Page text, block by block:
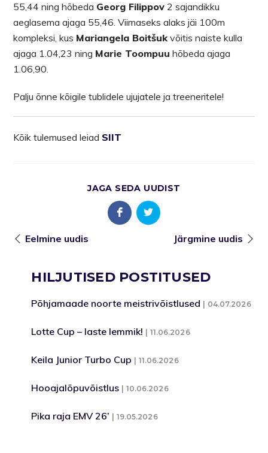
55,44 ning hõbeda Georg Filippov 2 sajandikku
aeglasema ajaga 55,46. Viimaseks alaks jäi 100m
kompleksi, kus Mariangela Boitšukvõitis naiste kulla
ajaga 1.04,23 ning Marie Toompuu hõbeda ajaga
1.06,90.
Palju õnne kõigile tublidele ujujatele ja treeneritele!
Kõik tulemused leiad SIIT
JAGA SEDA UUDIST
Eelmine uudis Järgmine uudis
HILJUTISED POSTITUSED
Põhjamaade noorte meistrivõistlused 04.07.2026
Lotte Cup – laste lemmik! 11.06.2026
Keila Junior Turbo Cup 11.06.2026
Hooajalõpuvõistlus 10.06.2026
Pika raja EMV 26’ 19.05.2026